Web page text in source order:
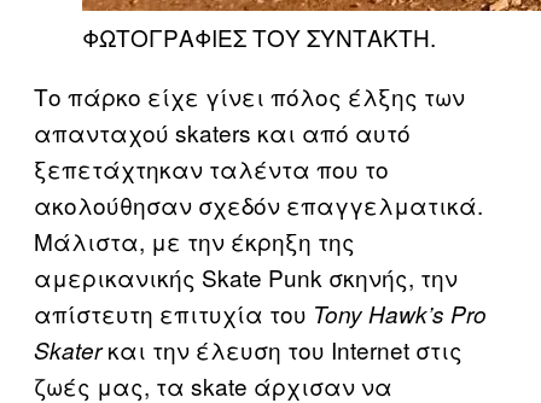
ΦΩΤΟΓΡΑΦΙΕΣ ΤΟΥ ΣΥΝΤΑΚΤΗ.​
Το πάρκο είχε γίνει πόλος έλξης των
απανταχού skaters και από αυτό
ξεπετάχτηκαν ταλέντα που το
ακολούθησαν σχεδόν επαγγελματικά.
Μάλιστα, με την έκρηξη της
αμερικανικής Skate Punk σκηνής, την
απίστευτη επιτυχία του Tony Hawk’s Pro
Skaterκαι την έλευση του Internet στις
ζωές μας, τα skate άρχισαν να